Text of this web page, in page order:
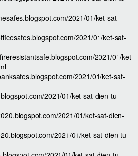
2021/01/ket-sat-
2021/01/ket-sat-
2021/01/ket-
2021/01/ket-sat-
2021/01/ket-sat-dien-tu-
2021/01/ket-sat-dien-
2021/01/ket-sat-dien-tu-